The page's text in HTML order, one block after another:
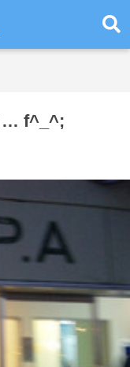
… f^_^;